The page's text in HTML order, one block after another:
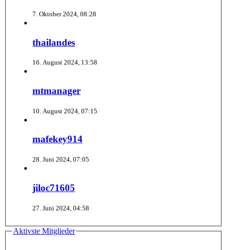
7. Oktober 2024, 08:28
thailandes
16. August 2024, 13:58
mtmanager
10. August 2024, 07:15
mafekey914
28. Juni 2024, 07:05
jiloc71605
27. Juni 2024, 04:58
Aktivste Mitglieder